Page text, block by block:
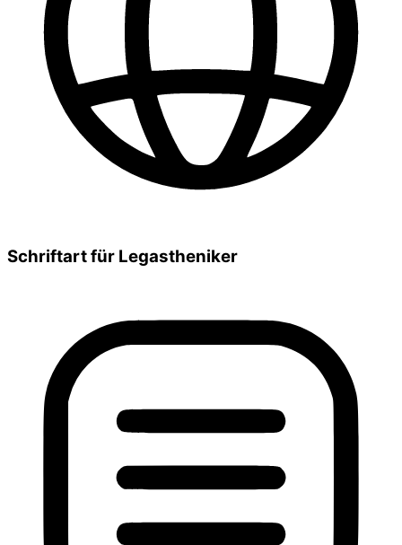
Schriftart für Legastheniker